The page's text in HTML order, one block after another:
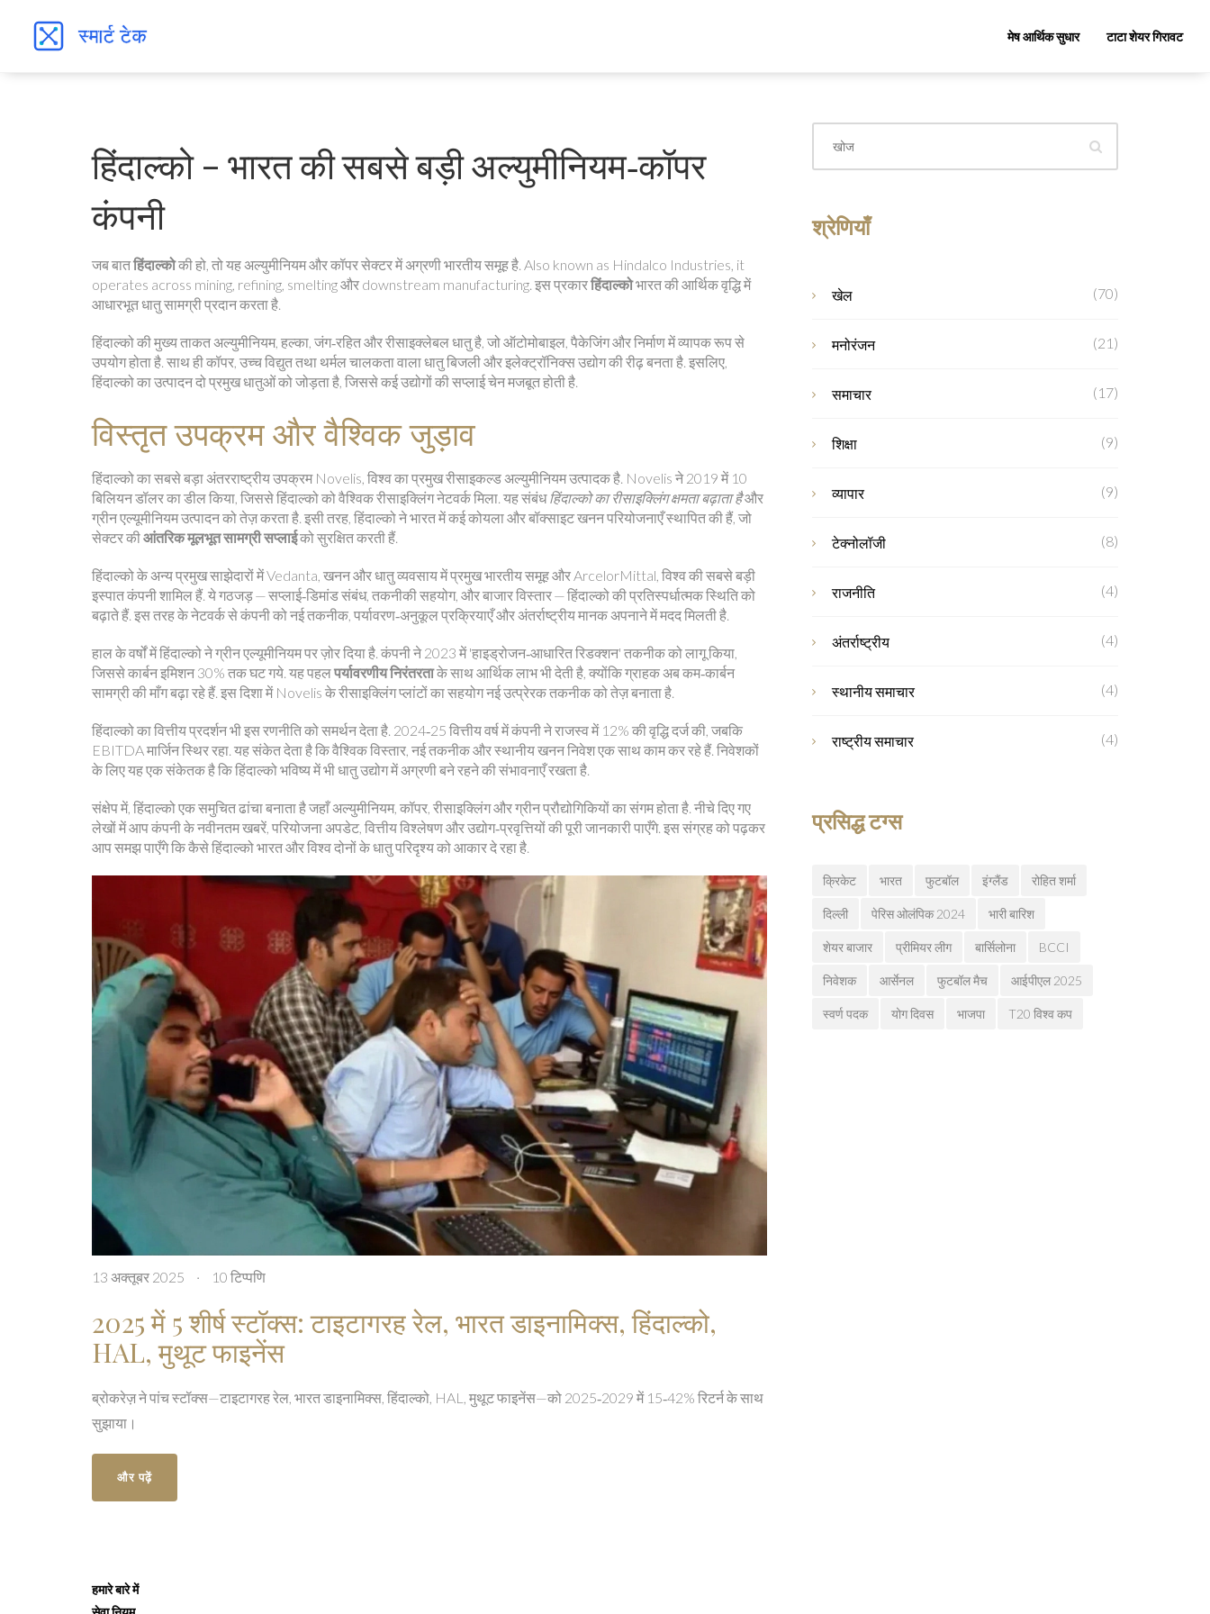
मेष आर्थिक सुधार टाटा शेयर गिरावट
हिंदाल्को – भारत की सबसे बड़ी अल्युमीनियम‑कॉपर
कंपनी
जब बातहिंदाल्कोकी हो, तोयह अल्युमीनियम और कॉपर सेक्टर में अग्रणी भारतीय समूह है. Also known as Hindalco Industries, it
operates across mining, refining, smelting और downstream manufacturing. इस प्रकारहिंदाल्कोभारत की आर्थिक वृद्धि में
आधारभूत धातु सामग्री प्रदान करता है.
हिंदाल्को की मुख्य ताकतअल्युमीनियम, हल्का, जंग‑रहित और रीसाइक्लेबल धातुहै, जो ऑटोमोबाइल, पैकेजिंग और निर्माण में व्यापक रूप से
उपयोग होता है. साथ हीकॉपर, उच्च विद्युत तथा थर्मल चालकता वाला धातुबिजली और इलेक्ट्रॉनिक्स उद्योग की रीढ़ बनता है. इसलिए,
हिंदाल्को का उत्पादन दो प्रमुख धातुओं को जोड़ता है, जिससे कई उद्योगों की सप्लाई चेन मजबूत होती है.
विस्तृत उपक्रम और वैश्विक जुड़ाव
हिंदाल्को का सबसे बड़ा अंतरराष्ट्रीय उपक्रम Novelis, विश्व का प्रमुख रीसाइकल्ड अल्युमीनियम उत्पादकहै. Novelis ने 2019 में 10
बिलियन डॉलर का डील किया, जिससे हिंदाल्को को वैश्विक रीसाइक्लिंग नेटवर्क मिला. यह संबंधहिंदाल्को का रीसाइक्लिंग क्षमता बढ़ाता हैऔर
ग्रीन एल्यूमीनियम उत्पादन को तेज़ करता है. इसी तरह, हिंदाल्को ने भारत में कई कोयला और बॉक्साइट खनन परियोजनाएँ स्थापित की हैं, जो
सेक्टर कीआंतरिक मूलभूत सामग्री सप्लाईको सुरक्षित करती हैं.
हिंदाल्को के अन्य प्रमुख साझेदारों मेंVedanta, खनन और धातु व्यवसाय में प्रमुख भारतीय समूहऔरArcelorMittal, विश्व की सबसे बड़ी
इस्पात कंपनीशामिल हैं. ये गठजड़ — सप्लाई‑डिमांड संबंध, तकनीकी सहयोग, और बाजार विस्तार — हिंदाल्को की प्रतिस्पर्धात्मक स्थिति को
बढ़ाते हैं. इस तरह के नेटवर्क से कंपनी को नई तकनीक, पर्यावरण‑अनुकूल प्रक्रियाएँ और अंतर्राष्ट्रीय मानक अपनाने में मदद मिलती है.
हाल के वर्षों में हिंदाल्को ने ग्रीन एल्यूमीनियम पर ज़ोर दिया है. कंपनी ने 2023 में 'हाइड्रोजन‑आधारित रिडक्शन' तकनीक को लागू किया,
जिससे कार्बन इमिशन 30% तक घट गये. यह पहलपर्यावरणीय निरंतरताके साथ आर्थिक लाभ भी देती है, क्योंकि ग्राहक अब कम‑कार्बन
सामग्री की माँग बढ़ा रहे हैं. इस दिशा में Novelis के रीसाइक्लिंग प्लांटों का सहयोग नई उत्प्रेरक तकनीक को तेज़ बनाता है.
हिंदाल्को का वित्तीय प्रदर्शन भी इस रणनीति को समर्थन देता है. 2024‑25 वित्तीय वर्ष में कंपनी ने राजस्व में 12% की वृद्धि दर्ज की, जबकि
EBITDA मार्जिन स्थिर रहा. यह संकेत देता है कि वैश्विक विस्तार, नई तकनीक और स्थानीय खनन निवेश एक साथ काम कर रहे हैं. निवेशकों
के लिए यह एक संकेतक है कि हिंदाल्को भविष्य में भी धातु उद्योग में अग्रणी बने रहने की संभावनाएँ रखता है.
संक्षेप में, हिंदाल्को एक समुचित ढांचा बनाता है जहाँ अल्युमीनियम, कॉपर, रीसाइक्लिंग और ग्रीन प्रौद्योगिकियों का संगम होता है. नीचे दिए गए
लेखों में आप कंपनी के नवीनतम खबरें, परियोजना अपडेट, वित्तीय विश्लेषण और उद्योग‑प्रवृत्तियों की पूरी जानकारी पाएँगे. इस संग्रह को पढ़कर
आप समझ पाएँगे कि कैसे हिंदाल्को भारत और विश्व दोनों के धातु परिदृश्य को आकार दे रहा है.
13 अक्तूबर 2025 · 10 टिप्पणि
2025 में 5 शीर्ष स्टॉक्स: टाइटागरह रेल, भारत डाइनामिक्स, हिंदाल्को,
HAL, मुथूट फाइनेंस
ब्रोकरेज़ ने पांच स्टॉक्स—टाइटागरह रेल, भारत डाइनामिक्स, हिंदाल्को, HAL, मुथूट फाइनेंस—को 2025‑2029 में 15‑42% रिटर्न के साथ
सुझाया।
और पढ़ें
श्रेणियाँ
खेल (70)
मनोरंजन (21)
समाचार (17)
शिक्षा (9)
व्यापार (9)
टेक्नोलॉजी (8)
राजनीति (4)
अंतर्राष्ट्रीय (4)
स्थानीय समाचार (4)
राष्ट्रीय समाचार (4)
प्रसिद्ध टग्स
क्रिकेट भारत फुटबॉल इंग्लैंड रोहित शर्मा
दिल्ली पेरिस ओलंपिक 2024 भारी बारिश
शेयर बाजार प्रीमियर लीग बार्सिलोना BCCI
निवेशक आर्सेनल फुटबॉल मैच आईपीएल 2025
स्वर्ण पदक योग दिवस भाजपा T20 विश्व कप
हमारे बारे में